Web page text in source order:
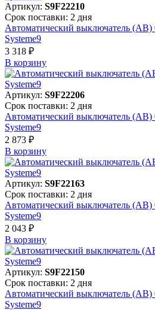
Артикул: S9F22210
Срок поставки: 2 дня
Автоматический выключатель (АВ)
Systeme9
3 318 ₽
В корзинy
Артикул: S9F22206
Срок поставки: 2 дня
Автоматический выключатель (АВ)
Systeme9
2 873 ₽
В корзинy
Артикул: S9F22163
Срок поставки: 2 дня
Автоматический выключатель (АВ)
Systeme9
2 043 ₽
В корзинy
Артикул: S9F22150
Срок поставки: 2 дня
Автоматический выключатель (АВ)
Systeme9